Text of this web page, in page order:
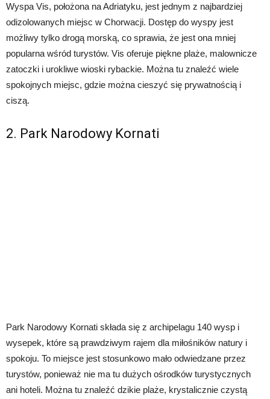
Wyspa Vis, położona na Adriatyku, jest jednym z najbardziej
odizolowanych miejsc w Chorwacji. Dostęp do wyspy jest
możliwy tylko drogą morską, co sprawia, że jest ona mniej
popularna wśród turystów. Vis oferuje piękne plaże, malownicze
zatoczki i urokliwe wioski rybackie. Można tu znaleźć wiele
spokojnych miejsc, gdzie można cieszyć się prywatnością i
ciszą.
2. Park Narodowy Kornati
Park Narodowy Kornati składa się z archipelagu 140 wysp i
wysepek, które są prawdziwym rajem dla miłośników natury i
spokoju. To miejsce jest stosunkowo mało odwiedzane przez
turystów, ponieważ nie ma tu dużych ośrodków turystycznych
ani hoteli. Można tu znaleźć dzikie plaże, krystalicznie czystą